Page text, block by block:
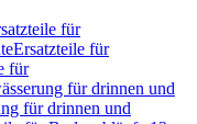
für
Ersatzteile für
für
für drinnen und
für drinnen und